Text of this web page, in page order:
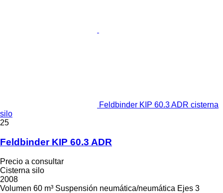
Feldbinder KIP 60.3 ADR cisterna
silo
25
Feldbinder KIP 60.3 ADR
Precio a consultar
Cisterna silo
2008
Volumen 60 m³ Suspensión neumática/neumática Ejes 3